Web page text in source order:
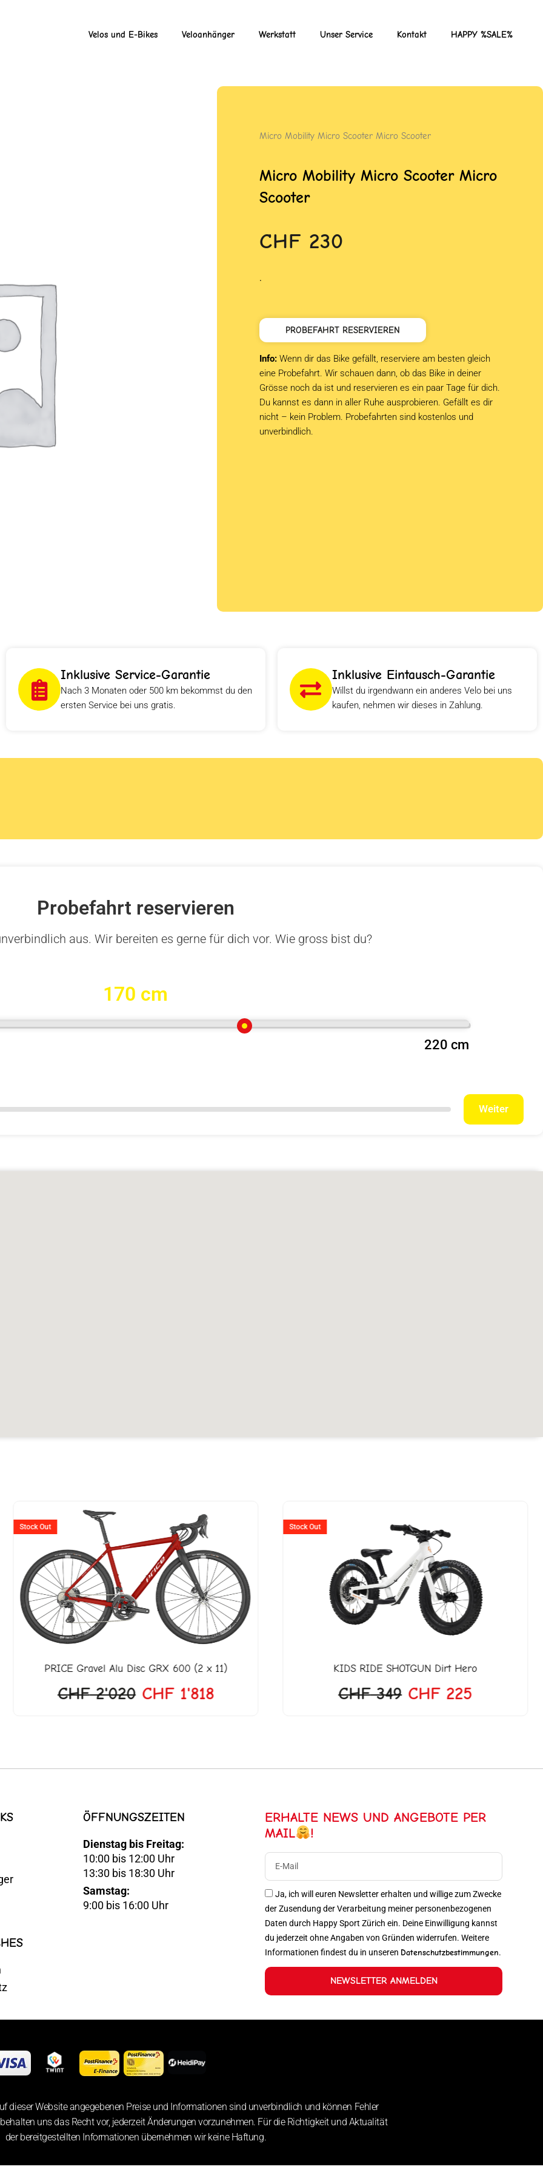
Velos und E-Bikes Veloanhänger Werkstatt Unser Service Kontakt HAPPY %SALE%
Micro Mobility Micro Scooter Micro Scooter
Micro Mobility Micro Scooter Micro
Scooter
CHF 230
.
PROBEFAHRT RESERVIEREN
Info: Wenn dir das Bike gefällt, reserviere am besten gleich
eine Probefahrt. Wir schauen dann, ob das Bike in deiner
Grösse noch da ist und reservieren es ein paar Tage für dich.
Du kannst es dann in aller Ruhe ausprobieren. Gefällt es dir
nicht – kein Problem. Probefahrten sind kostenlos und
unverbindlich.
Inklusive Service-Garantie
Nach 3 Monaten oder 500 km bekommst du den
ersten Service bei uns gratis.
Inklusive Eintausch-Garantie
Willst du irgendwann ein anderes Velo bei uns
kaufen, nehmen wir dieses in Zahlung.
Probefahrt reservieren
aus. Wir bereiten es gerne für dich vor. Wie gross bist du?
170 cm
220 cm
Weiter
Stock Out
PRICEGravel Alu Disc GRX 600 (2 x 11)
CHF2'020
Preis
war:
CHF 2'020
CHF1'818
ist:
CHF 1'818.
Stock Out
KIDS RIDE SHOTGUN Dirt Hero
CHF349
Preis
war:
CHF 349
CHF225
CHF 225.
ÖFFNUNGSZEITEN
Dienstag bis Freitag:
10:00 bis 12:00 Uhr
13:30 bis 18:30 Uhr
Samstag:
9:00 bis 16:00 Uhr
ERHALTE NEWS UND ANGEBOTE PER
MAIL
!
Ja, ich will euren Newsletter erhalten und willige zum Zwecke
der Zusendung der Verarbeitung meiner personenbezogenen
Daten durch Happy Sport Zürich ein. Deine Einwilligung kannst
du jederzeit ohne Angaben von Gründen widerrufen. Weitere
Informationen findest du in unseren Datenschutzbestimmungen.
NEWSLETTER ANMELDEN
dieser Website angegebenen Preise und Informationen sind unverbindlich und können Fehler
uns das Recht vor, jederzeit Änderungen vorzunehmen. Für die Richtigkeit und Aktualität
der bereitgestellten Informationen übernehmen wir keine Haftung.